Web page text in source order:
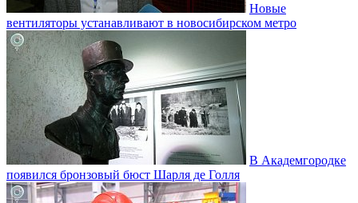
Новые
вентиляторы устанавливают в новосибирском метро
В Академгородке
появился бронзовый бюст Шарля де Голля